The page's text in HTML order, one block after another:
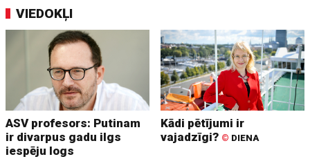
VIEDOKĻI
ASV profesors: Putinam
ir divarpus gadu ilgs
iespēju logs
Kādi pētījumi ir
vajadzīgi? © DIENA